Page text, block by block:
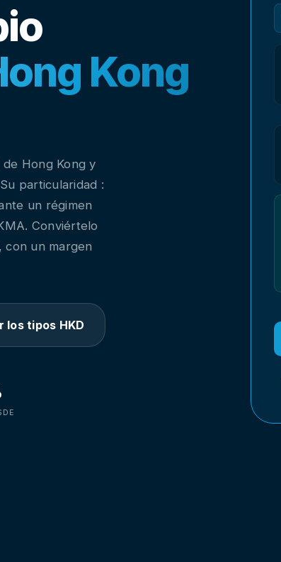
Kong
Hong Kong y
particularidad :
un régimen
Conviértelo
con un margen
los tipos HKD